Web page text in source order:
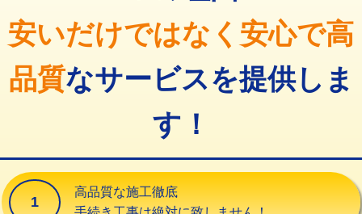
16,500円
廃棄・処分 現場見積
止水・漏水調査・防水処理・清掃・修
理・調整・分解・加工など（重作業）
33,000円
その他部品の脱着 8,800円～
交換・取付(単水栓（壁付・デッキ
式）)
13,200円+材料費
交換・取付(混合水栓（壁付・デッキ
16,500円+材料費
安いだけではなく安心で高
品質なサービスを提供しま
す！
1
高品質な施工徹底